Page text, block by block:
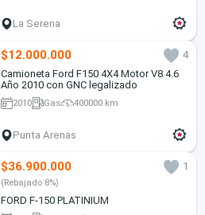
La Serena
$12.000.000
4
Camioneta Ford F150 4X4 Motor V8 4.6
Año 2010 con GNC legalizado
2010 Gas 400000 km
Punta Arenas
$36.900.000 1
(Rebajado 8%)
FORD F-150 PLATINIUM